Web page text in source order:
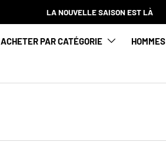
LA NOUVELLE SAISON EST LÀ
ACHETER PAR CATÉGORIE HOMMES